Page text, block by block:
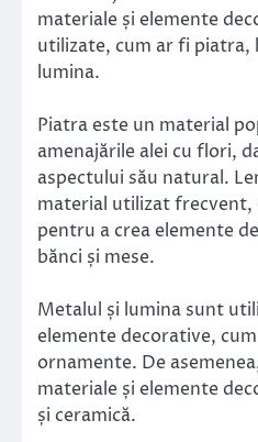
materiale și elemente
utilizate, cum ar fi piatra,
lumina.
Piatra este un material
amenajările alei cu flori,
aspectului său natural.
material utilizat
pentru a crea elemente
bănci și mese.
Metalul și lumina sunt
elemente decorative,
ornamente. De
materiale și elemente
și ceramică.